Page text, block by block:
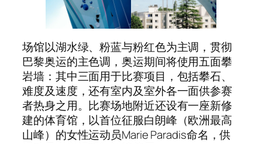
场馆以湖水绿、粉蓝与粉红色为主调，贯彻
巴黎奥运的主色调，奥运期间将使用五面攀
岩墙：其中三面用于比赛项目，包括攀石、
难度及速度，还有室内及室外各一面供参赛
者热身之用。比赛场地附近还设有一座新修
建的体育馆，以首位征服白朗峰（欧洲最高
山峰）的女性运动员Marie Paradis命名，供